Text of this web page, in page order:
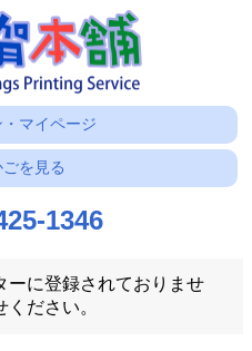
マイページ
を見る
1346
ーに登録されておりませ
ださい。